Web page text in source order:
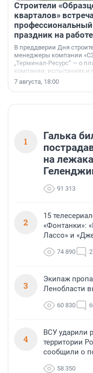
Строители
кварталов»
профессиональный
праздник на работе
В преддверии Дня
менеджеры компании
„Терминал-Ресурс“ — о
компании, испытаниях и
осторожного оптимизма.
7 августа, 18:00
1
Галька
на
91 313
2
15
«Фонтанки»:
Лассо» и
74 890
3
Экипаж
Ленобласти
60 830
4
ВСУ ударили
территории
сообщили о
58 350